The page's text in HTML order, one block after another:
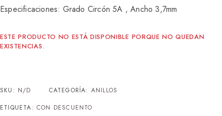
Especificaciones: Grado Circón 5A , Ancho 3,7mm
ESTE PRODUCTO NO ESTÁ DISPONIBLE PORQUE NO QUEDAN
EXISTENCIAS.
SKU: N/D CATEGORÍA: ANILLOS
ETIQUETA: CON DESCUENTO